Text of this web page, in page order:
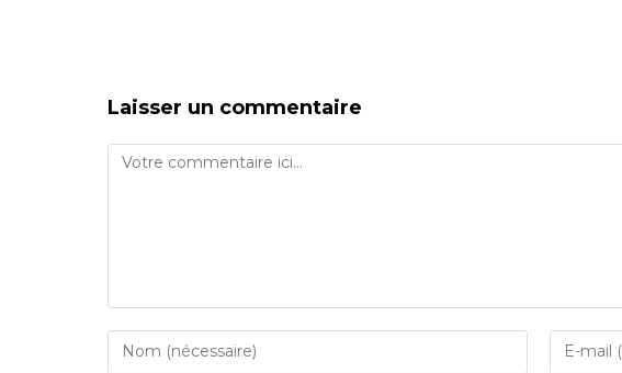
Laisser un commentaire
Comment
Enter
Enter